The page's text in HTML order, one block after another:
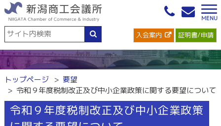
入会案内 証明書/申請
トップページ
要望
令和９年度税制改正及び中小企業政策に関する要望について
令和９年度税制改正及び中小企業政策